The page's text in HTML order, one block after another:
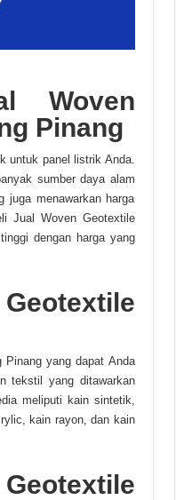
Woven
Pinang
untuk panel listrik Anda.
sumber daya alam
juga menawarkan harga
Jual Woven Geotextile
dengan harga yang
Pinang yang dapat Anda
tekstil yang ditawarkan
meliputi kain sintetik,
kain rayon, dan kain